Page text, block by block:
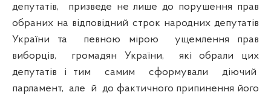
депутатів, призведе не лише до порушення прав
обраних на відповідний строк народних депутатів
України та певною мірою ущемлення прав
виборців, громадян України, які обрали цих
депутатів і тим самим сформували діючий
парламент, але й до фактичного припинення його